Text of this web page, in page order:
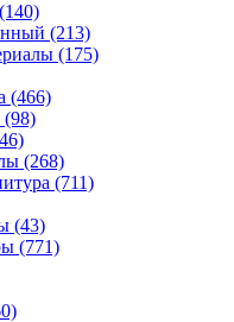
(213)
(175)
(466)
(268)
(711)
(43)
(771)